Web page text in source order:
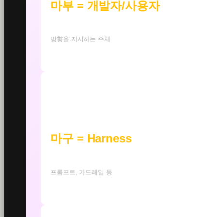
마부 = 개발자/사용자
방향을 지시하는 주체
마구 = Harness
프롬프트, 가드레일 등